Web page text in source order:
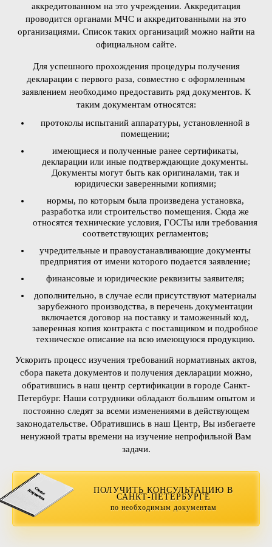
аккредитованном на это учреждении. Аккредитация
проводится органами МЧС и аккредитованными на это
организациями. Список таких организаций можно найти на
официальном сайте.
Для успешного прохождения процедуры получения
декларации с первого раза, совместно с оформленным
заявлением необходимо предоставить ряд документов. К
таким документам относятся:
протоколы испытаний аппаратуры, установленной в
помещении;
имеющиеся и полученные ранее сертификаты,
декларации или иные подтверждающие документы.
Документы могут быть как оригиналами, так и
юридически заверенными копиями;
нормы, по которым была произведена установка,
разработка или строительство помещения. Сюда же
относятся технические условия, ГОСТы или требования
соответствующих регламентов;
учредительные и правоустанавливающие документы
предприятия от имени которого подается заявление;
финансовые и юридические реквизиты заявителя;
дополнительно, в случае если присутствуют материалы
зарубежного производства, в перечень документации
включается договор на поставку и таможенный код,
заверенная копия контракта с поставщиком и подробное
техническое описание на всю имеющуюся продукцию.
Ускорить процесс изучения требований нормативных актов,
сбора пакета документов и получения декларации можно,
обратившись в наш центр сертификации в городе Санкт-
Петербург. Наши сотрудники обладают большим опытом и
постоянно следят за всеми изменениями в действующем
законодательстве. Обратившись в наш Центр, Вы избегаете
ненужной траты времени на изучение непрофильной Вам
задачи.
ПОЛУЧИТЬ КОНСУЛЬТАЦИЮ В
САНКТ-ПЕТЕРБУРГЕ
по необходимым документам